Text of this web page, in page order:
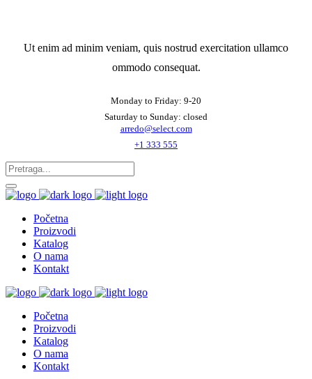
Ut enim ad minim veniam, quis nostrud exercitation ullamco
ommodo consequat.
Monday to Friday: 9-20
Saturday to Sunday: closed
arredo@select.com
+1 333 555
Početna
Proizvodi
Katalog
O nama
Kontakt
Početna
Proizvodi
Katalog
O nama
Kontakt